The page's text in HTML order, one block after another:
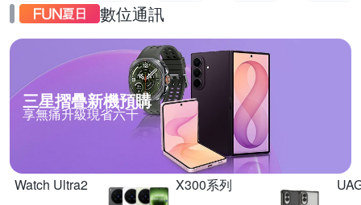
數位通訊
三星摺疊新機預購
享無痛升級現省六千
Watch Ultra2
X300系列